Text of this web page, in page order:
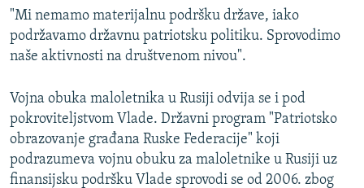
"Mi nemamo materijalnu podršku države, iako
podržavamo državnu patriotsku politiku. Sprovodimo
naše aktivnosti na društvenom nivou".
Vojna obuka maloletnika u Rusiji odvija se i pod
pokroviteljstvom Vlade. Državni program "Patriotsko
obrazovanje građana Ruske Federacije" koji
podrazumeva vojnu obuku za maloletnike u Rusiji uz
finansijsku podršku Vlade sprovodi se od 2006. zbog